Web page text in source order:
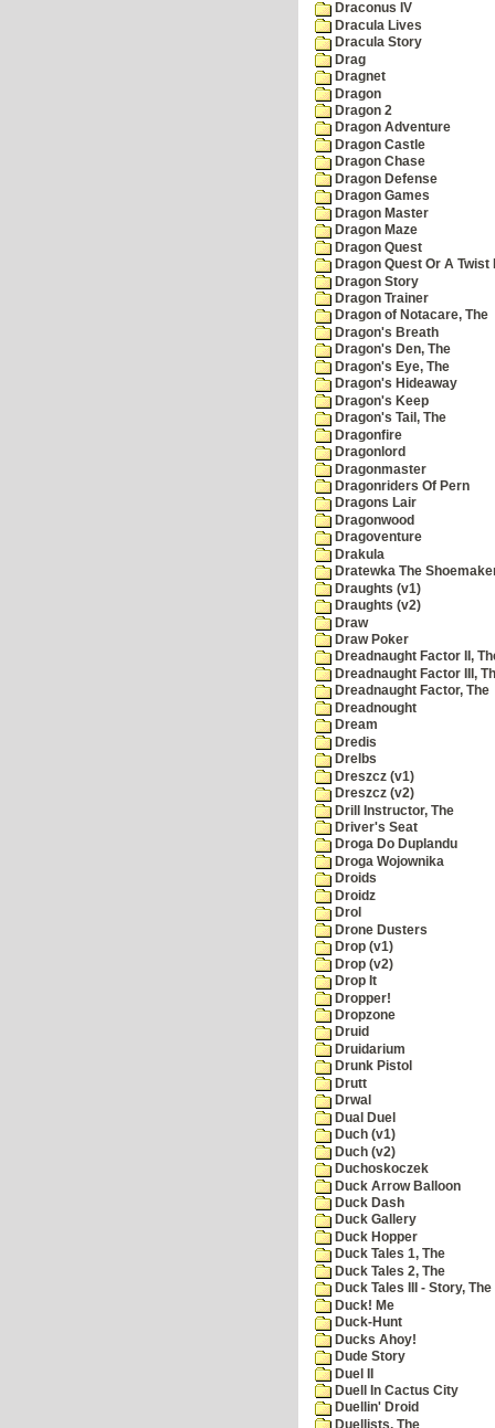
Draconus IV
Dracula Lives
Dracula Story
Drag
Dragnet
Dragon
Dragon 2
Dragon Adventure
Dragon Castle
Dragon Chase
Dragon Defense
Dragon Games
Dragon Master
Dragon Maze
Dragon Quest
Dragon Quest Or A Twist
Dragon Story
Dragon Trainer
Dragon of Notacare, The
Dragon's Breath
Dragon's Den, The
Dragon's Eye, The
Dragon's Hideaway
Dragon's Keep
Dragon's Tail, The
Dragonfire
Dragonlord
Dragonmaster
Dragonriders Of Pern
Dragons Lair
Dragonwood
Dragoventure
Drakula
Dratewka The
Draughts (v1)
Draughts (v2)
Draw
Draw Poker
Dreadnaught Factor II,
Dreadnaught Factor III,
Dreadnaught Factor, The
Dreadnought
Dream
Dredis
Drelbs
Dreszcz (v1)
Dreszcz (v2)
Drill Instructor, The
Driver's Seat
Droga Do Duplandu
Droga Wojownika
Droids
Droidz
Drol
Drone Dusters
Drop (v1)
Drop (v2)
Drop It
Dropper!
Dropzone
Druid
Druidarium
Drunk Pistol
Drutt
Drwal
Dual Duel
Duch (v1)
Duch (v2)
Duchoskoczek
Duck Arrow Balloon
Duck Dash
Duck Gallery
Duck Hopper
Duck Tales 1, The
Duck Tales 2, The
Duck Tales III - Story, The
Duck! Me
Duck-Hunt
Ducks Ahoy!
Dude Story
Duel II
Duell In Cactus City
Duellin' Droid
Duellists, The